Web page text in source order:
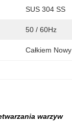
SUS 304 SS
50 / 60Hz
Całkiem Nowy
warzyw